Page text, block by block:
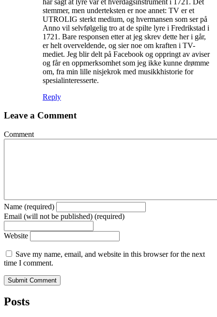
stemmer, men underteksten er noe annet: TV er et
UTROLIG sterkt medium, og hvermansen som ser på
Anno vil selvfølgelig tro at de spilte lyre i Fredrikstad i
1721. Bare responsen etter at jeg skrev dette her i går,
er helt overveldende, og sier noe om kraften i TV-
mediet. Jeg blir delt på Facebook og oppringt av aviser
og får en oppmerksomhet som jeg ikke kunne drømme
om, fra min lille nisjekrok med musikkhistorie for
spesialinteresserte.
Reply
Leave a Comment
Comment
Name (required)
Email (will not be published) (required)
Website
Save my name, email, and website in this browser for the next
time I comment.
Posts